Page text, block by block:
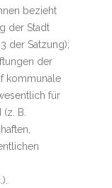
bezieht
der Stadt
der Satzung);
der
kommunale
für
B.